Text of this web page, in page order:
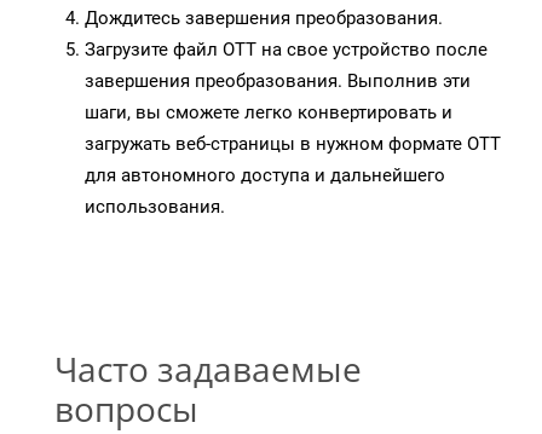
Дождитесь завершения преобразования.
Загрузите файл OTT на свое устройство после
завершения преобразования. Выполнив эти
шаги, вы сможете легко конвертировать и
загружать веб-страницы в нужном формате OTT
для автономного доступа и дальнейшего
использования.
Часто задаваемые
вопросы